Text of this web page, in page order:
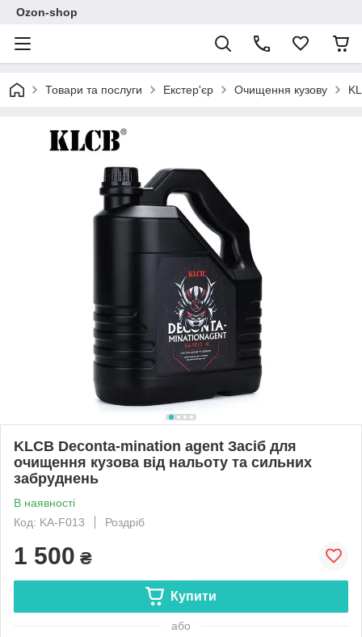
Ozon-shop
Товари та послуги Екстер'єр Очищення кузову
KLCB Deconta-mination agent Засіб для
очищення кузова від нальоту та сильних
забруднень
В наявності
Код: KA-F013
Роздріб
1 500 ₴
Купити
або